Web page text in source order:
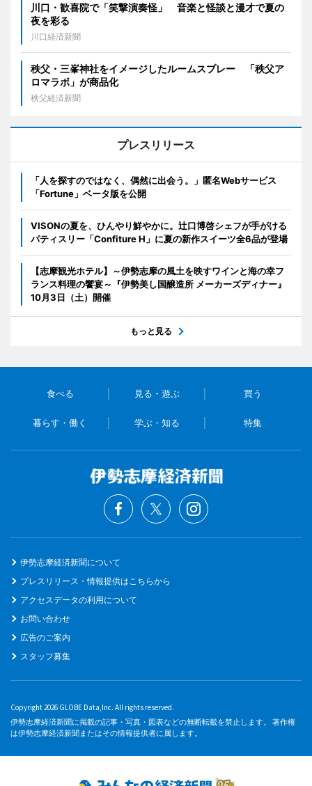
川口・歓喜院で「笑撃演奏怪」 音楽と怪談と漫才で夏の
夜を彩る
川口経済新聞
秩父・三峯神社をイメージしたルームスプレー 「秩父ア
ロマラボ」が商品化
秩父経済新聞
プレスリリース
「人を探すのではなく、偶然に出会う。」匿名Webサービス
「Fortune」ベータ版を公開
VISONの夏を、ひんやり鮮やかに。辻口博啓シェフが手がける
パティスリー「Confiture H」に夏の新作スイーツ全6品が登場
【志摩観光ホテル】～伊勢志摩の風土を映すワインと海の幸フ
ランス料理の饗宴～『伊勢美し国醸造所 メーカーズディナー』
10月3日（土）開催
もっと見る
食べる 見る・遊ぶ 買う
暮らす・働く 学ぶ・知る 特集
伊勢志摩経済新聞について
プレスリリース・情報提供はこちらから
アクセスデータの利用について
お問い合わせ
広告のご案内
スタッフ募集
Copyright 2026 GLOBE Data,Inc. All rights reserved.
伊勢志摩経済新聞に掲載の記事・写真・図表などの無断転載を禁止します。 著作権
は伊勢志摩経済新聞またはその情報提供者に属します。